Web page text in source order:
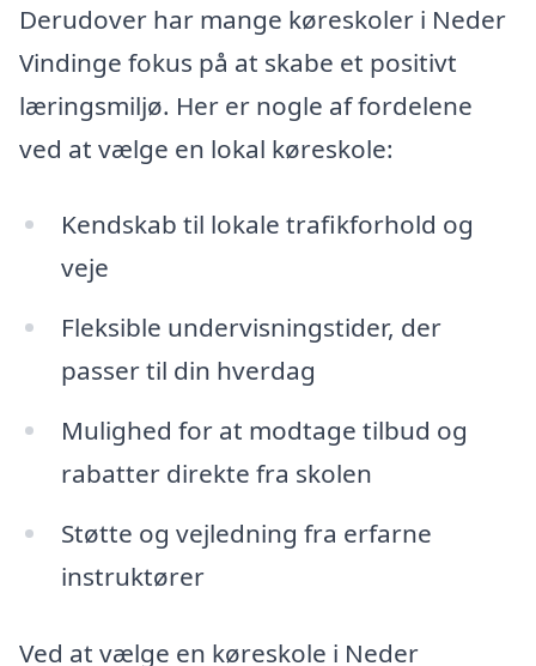
Derudover har mange køreskoler i Neder
Vindinge fokus på at skabe et positivt
læringsmiljø. Her er nogle af fordelene
ved at vælge en lokal køreskole:
Kendskab til lokale trafikforhold og
veje
Fleksible undervisningstider, der
passer til din hverdag
Mulighed for at modtage tilbud og
rabatter direkte fra skolen
Støtte og vejledning fra erfarne
instruktører
Ved at vælge en køreskole i Neder